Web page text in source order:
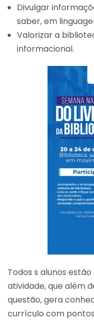
Divulgar
saber, em
Valorizar a
informacional.
Todos s alunos
atividade, que além
questão, gera
currículo com